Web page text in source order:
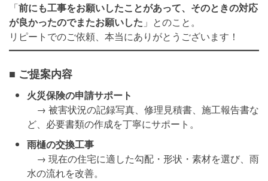
「前にも工事をお願いしたことがあって、そのときの対応
が良かったのでまたお願いした 」とのこと。
リピートでのご依頼、本当にありがとうございます！
■ ご提案内容
火災保険の申請サポート
→ 被害状況の記録写真、修理見積書、施工報告書な
ど、必要書類の作成を丁寧にサポート。
雨樋の交換工事
→ 現在の住宅に適した勾配・形状・素材を選び、雨
水の流れを改善。